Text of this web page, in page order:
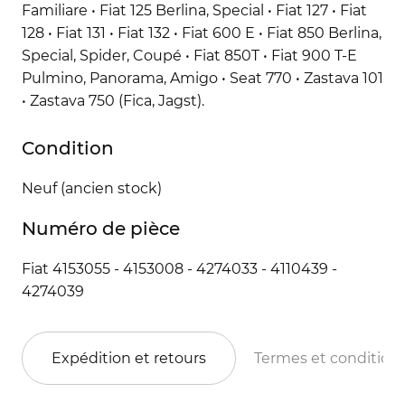
Familiare • Fiat 125 Berlina, Special • Fiat 127 • Fiat
128 • Fiat 131 • Fiat 132 • Fiat 600 E • Fiat 850 Berlina,
Special, Spider, Coupé • Fiat 850T • Fiat 900 T-E
Pulmino, Panorama, Amigo • Seat 770 • Zastava 101
• Zastava 750 (Fica, Jagst).
Condition
Neuf (ancien stock)
Numéro de pièce
Fiat 4153055 - 4153008 - 4274033 - 4110439 -
4274039
Expédition et retours Termes et